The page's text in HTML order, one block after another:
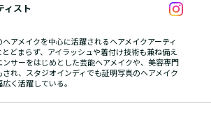
ィスト
アメイクを中心に活躍されるヘアメイクアーティ
どまらず、アイラッシュや着付け技術も兼ね備え
サーをはじめとした芸能ヘアメイクや、美容専門
れ、スタジオインディでも証明写真のヘアメイク
く活躍している。